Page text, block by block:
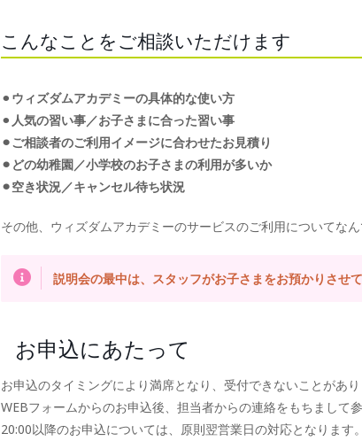
こんなことをご相談いただけます
⚫︎ ウィズダムアカデミーの具体的な使い方
⚫︎ 人気の習い事／お子さまに合った習い事
⚫︎ご相談者のご利用イメージに合わせたお見積り
⚫︎どの幼稚園／小学校のお子さまの利用が多いか
⚫︎空き状況／キャンセル待ち状況
その他、ウィズダムアカデミーのサービスのご利用についてなん
説明会の最中は、スタッフがお子さまをお預かりさせ
お申込にあたって
お申込のタイミングにより満席となり、受付できないことがあ
WEBフォームからのお申込後、担当者からの連絡をもちまして参
20:00以降のお申込については、原則翌営業日の対応となります。